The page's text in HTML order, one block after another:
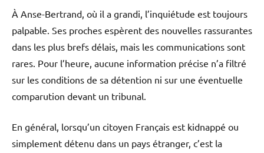
À Anse-Bertrand, où il a grandi, l’inquiétude est toujours
palpable. Ses proches espèrent des nouvelles rassurantes
dans les plus brefs délais, mais les communications sont
rares. Pour l’heure, aucune information précise n’a filtré
sur les conditions de sa détention ni sur une éventuelle
comparution devant un tribunal.
En général, lorsqu’un citoyen Français est kidnappé ou
simplement détenu dans un pays étranger, c’est la